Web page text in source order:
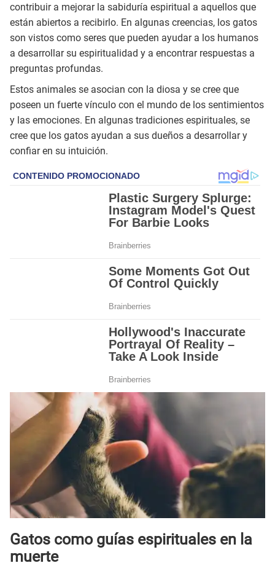
contribuir a mejorar la sabiduría espiritual a aquellos que
están abiertos a recibirlo. En algunas creencias, los gatos
son vistos como seres que pueden ayudar a los humanos
a desarrollar su espiritualidad y a encontrar respuestas a
preguntas profundas.
Estos animales se asocian con la diosa y se cree que
poseen un fuerte vínculo con el mundo de los sentimientos
y las emociones. En algunas tradiciones espirituales, se
cree que los gatos ayudan a sus dueños a desarrollar y
confiar en su intuición.
Gatos como guías espirituales en la
muerte